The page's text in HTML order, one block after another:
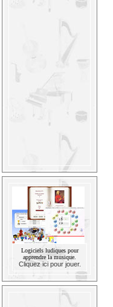
Logiciels ludiques pour
apprendre la musique.
Cliquez ici pour jouer.